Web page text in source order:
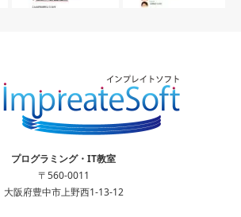
プログラミング・IT教室
〒560-0011
大阪府豊中市上野西1-13-12